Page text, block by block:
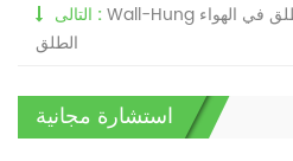
التالى :Wall-Hung المرحاض في الهواء الطلق في الهواء
الطلق
استشارة مجانية